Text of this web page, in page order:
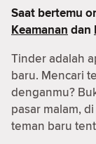
Saat bertemu
Keamanan dan
Tinder adalah
baru. Mencari
denganmu?
pasar malam,
teman baru